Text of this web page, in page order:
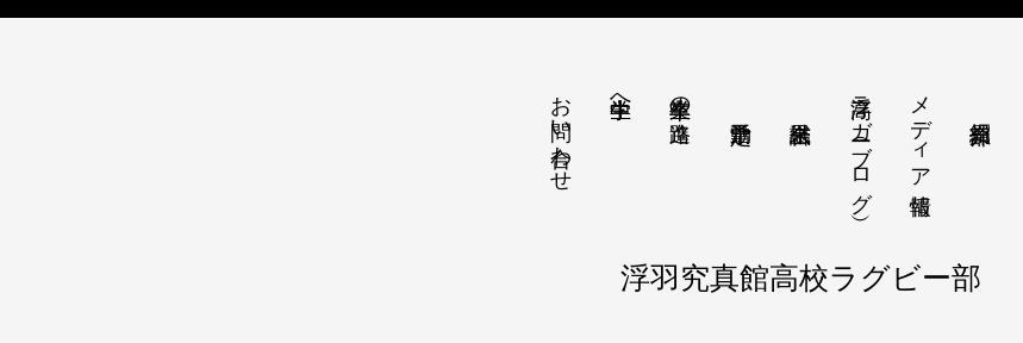
メディア情報
浮高ラガー（ブログ）
卒業生の進路
中学生へ
お問い合わせ
浮羽究真館高校ラグビー部